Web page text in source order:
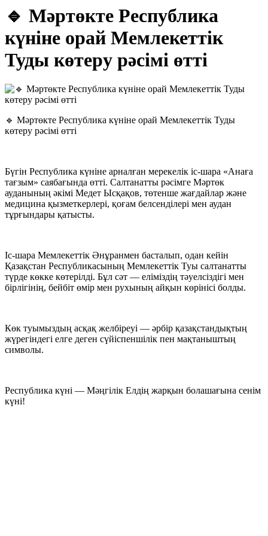
🔹 Мәртөкте Республика
күніне орай Мемлекеттік
Туды көтеру рәсімі өтті
🔹 Мәртөкте Республика күніне орай Мемлекеттік Туды
көтеру рәсімі өтті
Бүгін Республика күніне арналған мерекелік іс-шара «Анаға
тағзым» саябағында өтті. Салтанатты рәсімге Мәртөк
ауданының әкімі Медет Ысқақов, төтенше жағдайлар және
медицина қызметкерлері, қоғам белсенділері мен аудан
тұрғындары қатысты.
Іс-шара Мемлекеттік Әнұранмен басталып, одан кейін
Қазақстан Республикасының Мемлекеттік Туы салтанатты
түрде көкке көтерілді. Бұл сәт — еліміздің тәуелсіздігі мен
бірлігінің, бейбіт өмір мен рухының айқын көрінісі болды.
Көк туымыздың асқақ желбіреуі — әрбір қазақстандықтың
жүрегіндегі елге деген сүйіспеншілік пен мақтаныштың
символы.
Республика күні — Мәңгілік Елдің жарқын болашағына сенім
күні!